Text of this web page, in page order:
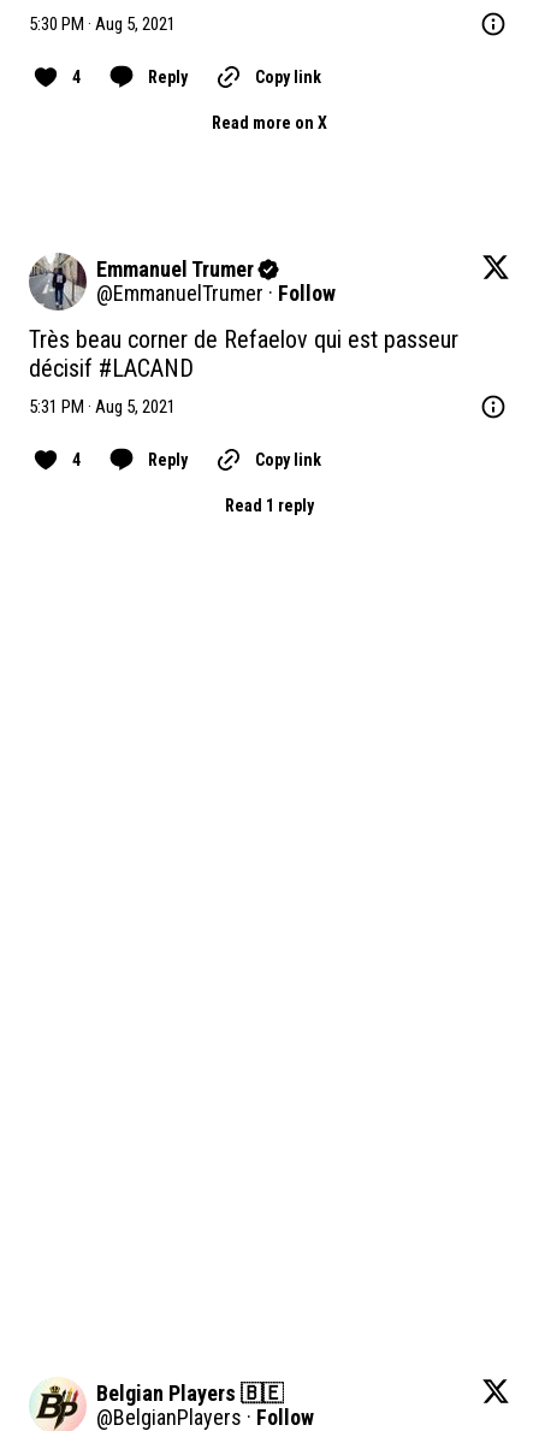
5:30 PM · Aug 5, 2021
4 Reply Copy link
Read more on X
Emmanuel Trumer
@EmmanuelTrumer · Follow
Très beau corner de Refaelov qui est passeur
décisif #LACAND
5:31 PM · Aug 5, 2021
4 Reply Copy link
Read 1 reply
Belgian Players 🇧🇪
@BelgianPlayers · Follow